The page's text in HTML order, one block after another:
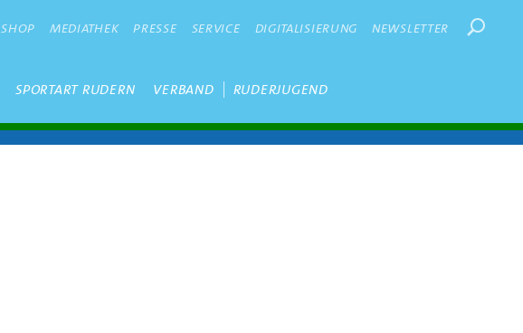
SHOP MEDIATHEK PRESSE SERVICE DIGITALISIERUNG NEWSLETTER
SPORTART RUDERN VERBAND RUDERJUGEND